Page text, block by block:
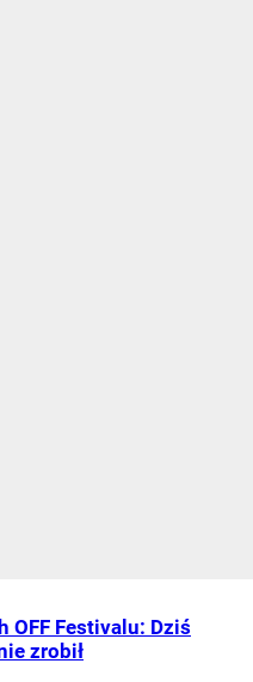
OFF Festivalu: Dziś
zrobił